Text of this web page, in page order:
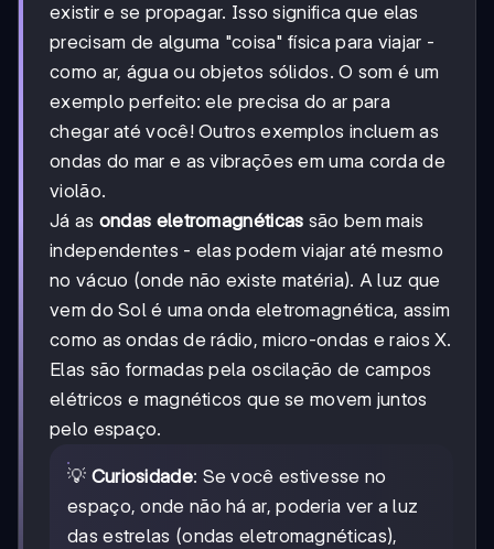
existir e se propagar. Isso significa que elas
precisam de alguma "coisa" física para viajar -
como ar, água ou objetos sólidos. O som é um
exemplo perfeito: ele precisa do ar para
chegar até você! Outros exemplos incluem as
ondas do mar e as vibrações em uma corda de
violão.
Já as ondas eletromagnéticas são bem mais
independentes - elas podem viajar até mesmo
no vácuo (onde não existe matéria). A luz que
vem do Sol é uma onda eletromagnética, assim
como as ondas de rádio, micro-ondas e raios X.
Elas são formadas pela oscilação de campos
elétricos e magnéticos que se movem juntos
pelo espaço.
💡 Curiosidade: Se você estivesse no
espaço, onde não há ar, poderia ver a luz
das estrelas (ondas eletromagnéticas),